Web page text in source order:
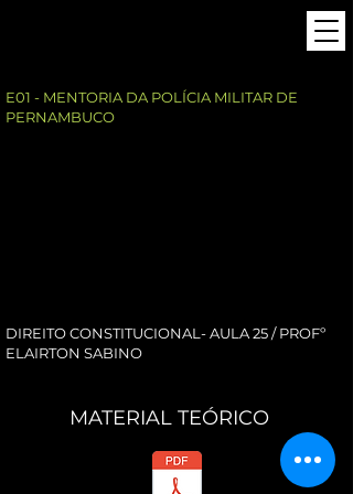
E01 - MENTORIA DA POLÍCIA MILITAR DE
PERNAMBUCO
DIREITO CONSTITUCIONAL- AULA 25 / PROFº
ELAIRTON SABINO
MATERIAL TEÓRICO